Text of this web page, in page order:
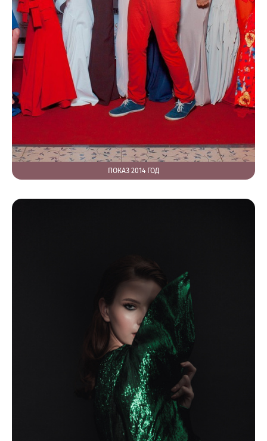
ПОКАЗ 2014 ГОД